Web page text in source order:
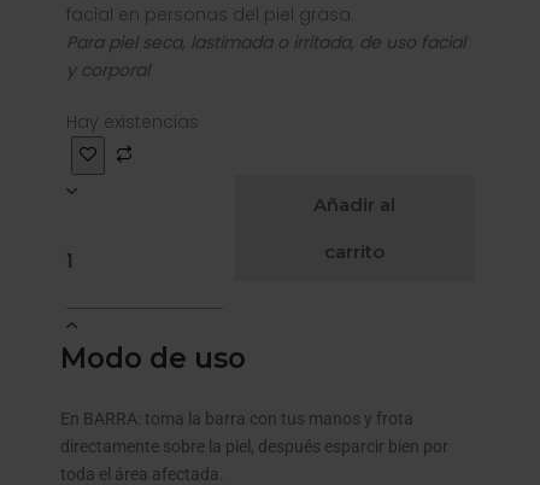
facial en personas del piel grasa.
Para piel seca, lastimada o irritada, de uso facial
y corporal
Hay existencias
Añadir al
carrito
Modo de uso
En BARRA: toma la barra con tus manos y frota
directamente sobre la piel, después esparcir bien por
toda el área afectada.